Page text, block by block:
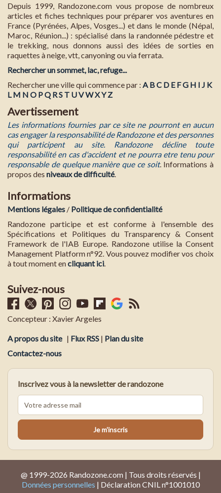
Depuis 1999, Randozone.com vous propose de nombreux
articles et fiches techniques pour préparer vos aventures en
France (Pyrénées, Alpes, Vosges...) et dans le monde (Népal,
Maroc, Réunion...) : spécialisé dans la randonnée pédestre et
le trekking, nous donnons aussi des idées de sorties en
raquettes à neige, vtt, canyoning ou via ferrata.
Rechercher un sommet, lac, refuge...
Rechercher une ville qui commence par : A BC D E FG H I J K
L M N O PQ RS T UVWXY Z
Avertissement
Les informations fournies par ce site ne pourront en aucun
cas engager la responsabilité de Randozone et des personnes
qui participent au site. Randozone décline toute
responsabilité en cas d'accident et ne pourra etre tenu pour
responsable de quelque manière que ce soit. Informations à
propos des niveaux de difficulté.
Informations
Mentions légales / Politique de confidentialité
Randozone participe et est conforme à l'ensemble des
Spécifications et Politiques du Transparency & Consent
Framework de l'IAB Europe. Randozone utilise la Consent
Management Platform n°92. Vous pouvez modifier vos choix
à tout moment encliquant ici
Suivez-nous
Concepteur : Xavier Argeles
A propos du site | Flux RSS | Plan du site
Contactez-nous
Inscrivez vous à la newsletter de randozone
@ 1999-2026 Randozone.com | Tous droits réservés |
Données personnelles | Déclaration CNIL n°1001010